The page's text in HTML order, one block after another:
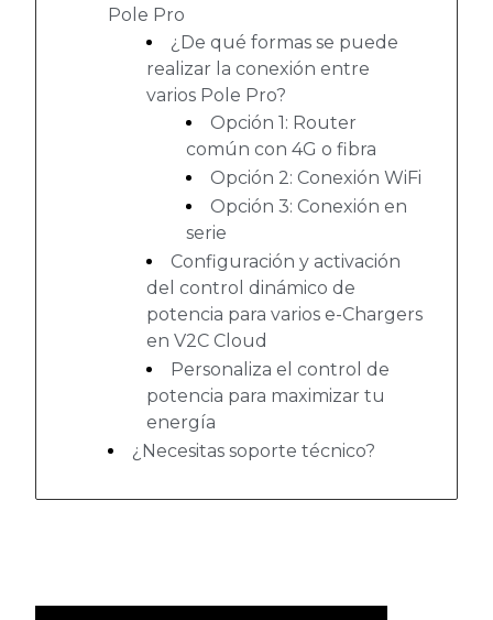
Pole Pro
¿De qué formas se puede
realizar la conexión entre
varios Pole Pro?
Opción 1: Router
común con 4G o fibra
Opción 2: Conexión WiFi
Opción 3: Conexión en
serie
Configuración y activación
del control dinámico de
potencia para varios e-Chargers
en V2C Cloud
Personaliza el control de
potencia para maximizar tu
energía
¿Necesitas soporte técnico?